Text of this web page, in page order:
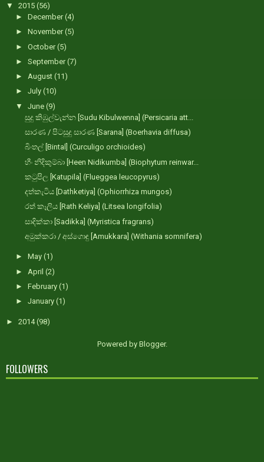
▼ 2015 (56)
► December(4)
► November(5)
► October(5)
► September(7)
► August (11)
► July (10)
▼ June (9)
සුදු කිඹුල්වැන්න [Sudu Kibulwenna] (Persicaria att...
සාරණ / පිටසුදු සාරණ [Sarana] (Boerhavia diffusa)
බිංතල් [Bintal] (Curculigo orchioides)
හීං නිදිකුම්බා [Heen Nidikumba] (Biophytum reinwar...
කටුපිල [Katupila] (Flueggea leucopyrus)
දත්කැටිය [Dathketiya] (Ophiorrhiza mungos)
රත් කෑලිය [Rath Keliya] (Litsea longifolia)
සාදික්කා [Sadikka] (Myristica fragrans)
අමුක්කරා / අස්ගොඳු [Amukkara] (Withania somnifera)
► May (1)
► April (2)
► February (1)
► January (1)
► 2014(98)
Powered by Blogger.
FOLLOWERS